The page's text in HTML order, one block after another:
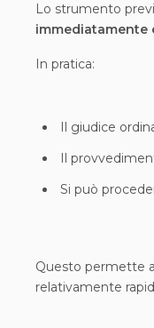
Lo strumento
immediatamente
In pratica:
Il giudice
Il
Si può
Questo permette
relativamente